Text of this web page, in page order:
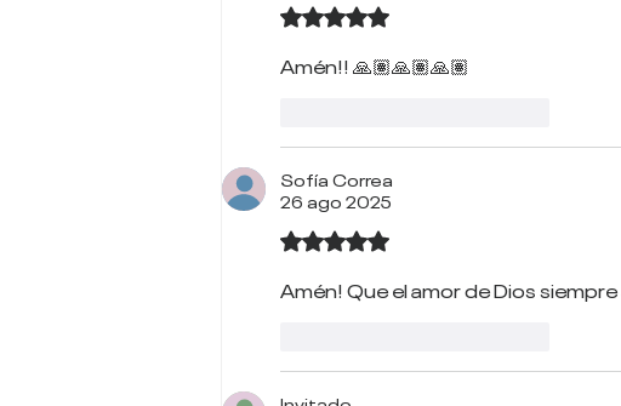
Obtuvo 5 de 5 estrellas.
Amén!! 🙏🏽🙏🏽🙏🏽
Sofía Correa
26 ago 2025
Obtuvo 5 de 5 estrellas.
Amén! Que el amor de Dios